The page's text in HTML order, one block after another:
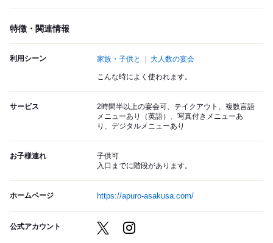
特徴・関連情報
利用シーン 家族・子供と 大人数の宴会
こんな時によく使われます。
サービス
2時間半以上の宴会可、テイクアウト、複数言語
メニューあり（英語）、写真付きメニューあ
り、デジタルメニューあり
お子様連れ
子供可
入口までに階段があります。
ホームページ https://apuro-asakusa.com/
公式アカウント